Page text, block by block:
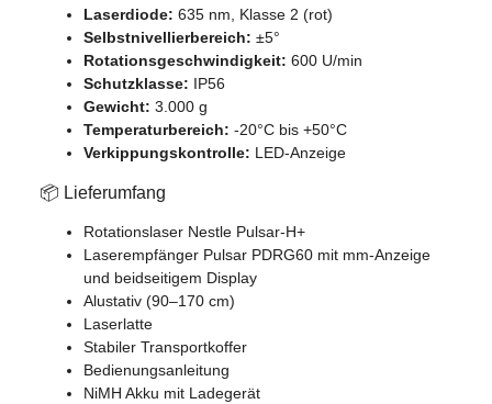
Laserdiode: 635 nm, Klasse 2 (rot)
Selbstnivellierbereich: ±5°
Rotationsgeschwindigkeit: 600 U/min
Schutzklasse: IP56
Gewicht: 3.000 g
Temperaturbereich: -20°C bis +50°C
Verkippungskontrolle: LED-Anzeige
📦 Lieferumfang
Rotationslaser Nestle Pulsar-H+
Laserempfänger Pulsar PDRG60 mit mm-Anzeige
und beidseitigem Display
Alustativ (90–170 cm)
Laserlatte
Stabiler Transportkoffer
Bedienungsanleitung
NiMH Akku mit Ladegerät